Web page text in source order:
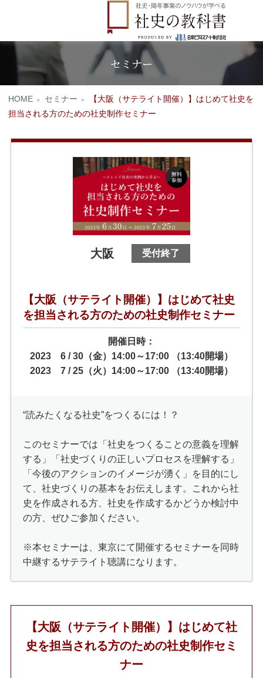
セミナー
HOME セミナー
【大阪（サテライト開催）】はじめて社史を
担当される方のための社史制作セミナー
【大阪（サテライト開催）】はじめて社史
を担当される方のための社史制作セミナー
開催日時：
2023 6 / 30（金）14:00～17:00 （13:40開場）
2023 7 / 25（火）14:00～17:00 （13:40開場）
大阪 受付終了
“読みたくなる社史”をつくるには！？
このセミナーでは「社史をつくることの意義を理解
する」「社史づくりの正しいプロセスを理解する」
「今後のアクションのイメージが湧く」を目的にし
て、社史づくりの基本をお伝えします。これから社
史を作成される方、社史を作成するかどうか検討中
の方、ぜひご参加ください。
※本セミナーは、東京にて開催するセミナーを同時
中継するサテライト聴講になります。
【大阪（サテライト開催）】はじめて社
史を担当される方のための社史制作セミ
ナー